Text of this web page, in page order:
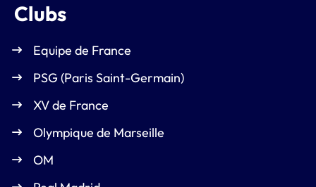
Clubs
Equipe de France
PSG (Paris Saint-Germain)
XV de France
Olympique de Marseille
OM